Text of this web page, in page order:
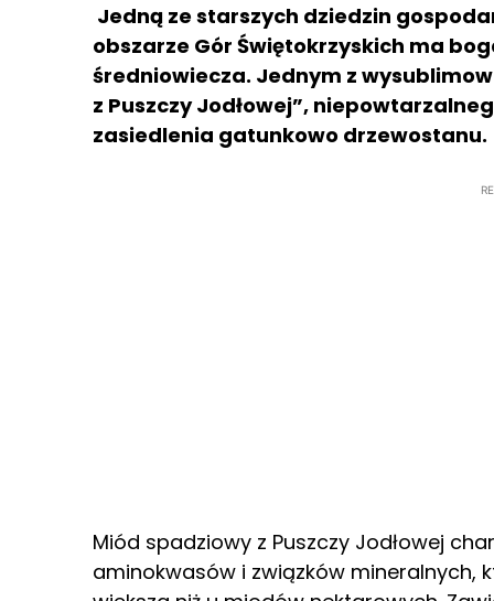
Jedną ze starszych dziedzin
obszarze Gór Świętokrzyskich ma
średniowiecza. Jednym z
z Puszczy Jodłowej”,
zasiedlenia gatunkowo drzewostanu.
Miód spadziowy z Puszczy Jodłowej
aminokwasów i związków